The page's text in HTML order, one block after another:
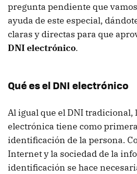
pregunta pendiente que
ayuda de este especial,
claras y directas para que
DNIelectrónico.
Qué es elDNI electrónico
Al igual que el DNItradicional,
electrónica tiene como
identificación de la persona.
Internet y la sociedad de la
identificación se hace